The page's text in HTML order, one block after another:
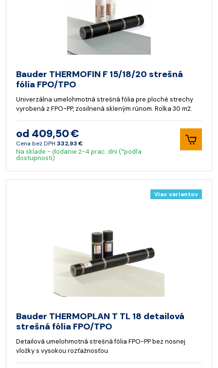
Bauder THERMOFIN F 15/18/20 strešná
fólia FPO/TPO
Univerzálna umelohmotná strešná fólia pre ploché strechy
vyrobená z FPO-PP, zosilnená skleným rúnom. Rolka 30 m2.
od 409,50 €
Cena bez DPH 332,93 €
Na sklade - dodanie 2-4 prac. dni (*podľa
dostupnosti)
Viac variantov
Bauder THERMOPLAN T TL 18 detailová
strešná fólia FPO/TPO
Detailová umelohmotná strešná fólia FPO-PP bez nosnej
vložky s vysokou rozťažnosťou.